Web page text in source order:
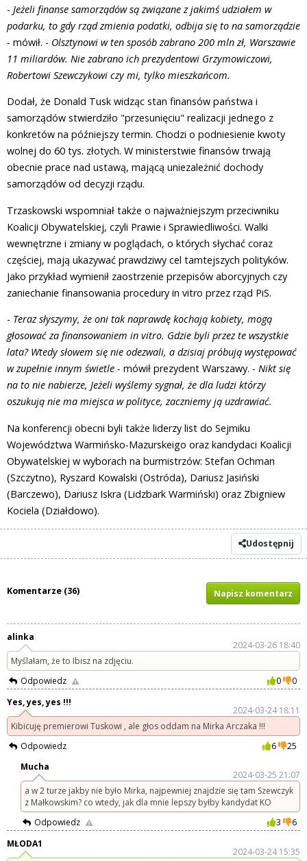
- Jeżeli finanse samorządów są związane z jakimś udziałem w
podarku, to gdy rząd zmienia podatki, odbija się to na samorządzie
- mówił. - Olsztynowi w ten sposób zabrano 200 mln zł, Warszawie
11 miliardów. Nie zabrano ich prezydentowi Grzymowiczowi,
Robertowi Szewczykowi czy mi, tylko mieszkańcom.
Dodał, że Donald Tusk widząc stan finansów państwa i
samorządów stwierdziło "przesunięciu" realizacji jednego z
konkretów na późniejszy termin. Chodzi o podniesienie kwoty
wolnej do 60 tys. złotych. W ministerstwie finansów trwają
obecnie prace nad ustawą, mającą uniezależnić dochody
samorządów od decyzji rządu.
Trzaskowski wspomniał także o najważniejszym przeciwniku
Koalicji Obywatelskiej, czyli Prawie i Sprawiedliwości. Walki
wewnętrzne i zmiany w poglądach, o których słychać coraz
częściej, mają ukazywać prawdziwy cel tamtejszych polityków.
Jako przykład wymienił zaostrzenie przepisów aborcyjnych czy
zaniechanie finansowania procedury in vitro przez rząd PiS.
- Teraz słyszymy, że oni tak naprawdę kochają kobiety, mogą
głosować za finansowaniem in vitro. Gdzie byli przez te wszystkie
lata? Wtedy słowem się nie odezwali, a dzisiaj próbują występować
w zupełnie innym świetle - mówił prezydent Warszawy. - Nikt się
na to nie nabierze, Jeżeli wyślemy sygnał, że dla ludzi którzy
oszukują nie ma miejsca w polityce, zaczniemy ją uzdrawiać.
Na konferencji obecni byli także liderzy list do Sejmiku
Województwa Warmińsko-Mazurskeigo oraz kandydaci Koalicji
Obywatelskiej w wyborach na burmistrzów: Stefan Ochman
(Szczytno), Ryszard Kowalski (Ostróda), Dariusz Jasiński
(Barczewo), Dariusz Iskra (Lidzbark Warmiński) oraz Zbigniew
Kociela (Działdowo).
Udostępnij
Komentarze (36) Napisz komentarz
alinka
2024-03-26 18:40
Myślałam, że to Ibisz na zdjęciu.
Odpowiedz
0
0
Yes, yes, yes !!!
2024-03-24 18:11
Kibicuję premierowi Tuskowi , ale głos oddam na Mirka Arczaka !!!
Odpowiedz
6
25
Mucha
2024-03-25 21:07
a w 2 turze jakby nie było Mirka, najpewniej znajdzie się tam Szewczyk
z Małkowskim? co wtedy, jak dla mnie lepszy byłby kandydat KO
Odpowiedz
3
6
MŁODA1
2024-03-24 15:35